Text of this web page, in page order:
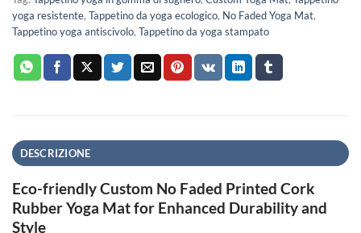
yoga resistente, Tappetino da yoga ecologico, No Faded Yoga Mat,
Tappetino yoga antiscivolo, Tappetino da yoga stampato
DESCRIZIONE
Eco-friendly Custom No Faded Printed Cork
Rubber Yoga Mat for Enhanced Durability and
Style